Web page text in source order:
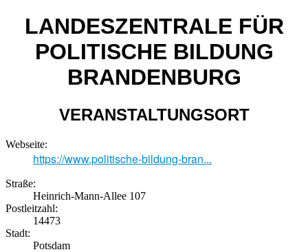
LANDESZENTRALE FÜR
POLITISCHE BILDUNG
BRANDENBURG
VERANSTALTUNGSORT
Webseite:
https://www.politische-bildung-bran...
Straße:
Heinrich-Mann-Allee 107
Postleitzahl:
14473
Stadt:
Potsdam